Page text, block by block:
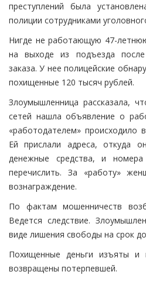
преступлений была
полиции сотрудниками
Нигде не работающую 47-
на выходе из подъезда
заказа. У нее полицейские
похищенные 120 тысяч рублей.
Злоумышленница рассказала,
сетей нашла объявление о
«работодателем» происходило
Ей прислали адреса, откуда
денежные средства, и
перечислить. За «работу»
вознаграждение.
По фактам мошенничеств
Ведется следствие.
виде лишения свободы на срок
Похищенные деньги изъяты и
возвращены потерпевшей.